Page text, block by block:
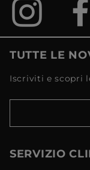
TUTTE LE
Iscriviti e scopri
SERVIZIO